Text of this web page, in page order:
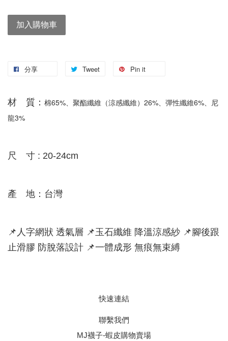
加入購物車
分享 Tweet Pin it
材 質： 棉65%、聚酯纖維（涼感纖維）26%、彈性纖維6%、尼
龍3%
尺 寸 : 20-24cm
產 地：台灣
📌人字網狀 透氣層 📌玉石纖維 降溫涼感紗 📌腳後跟
止滑膠 防脫落設計 📌一體成形 無痕無束縛
快速連結
聯繫我們
MJ襪子-蝦皮購物賣場